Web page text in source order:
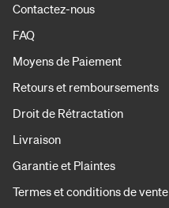
Contactez-nous
FAQ
Moyens de Paiement
Retours et remboursements
Droit de Rétractation
Livraison
Garantie et Plaintes
Termes et conditions de vente